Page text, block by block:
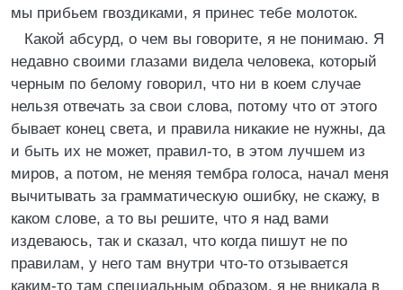
мы прибьем гвоздиками, я принес тебе молоток.
Какой абсурд, о чем вы говорите, я не понимаю. Я
недавно своими глазами видела человека, который
черным по белому говорил, что ни в коем случае
нельзя отвечать за свои слова, потому что от этого
бывает конец света, и правила никакие не нужны, да
и быть их не может, правил-то, в этом лучшем из
миров, а потом, не меняя тембра голоса, начал меня
вычитывать за грамматическую ошибку, не скажу, в
каком слове, а то вы решите, что я над вами
издеваюсь, так и сказал, что когда пишут не по
правилам, у него там внутри что-то отзывается
каким-то там специальным образом, я не вникала в